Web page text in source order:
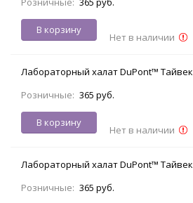
В корзину
Нет в наличии
Лабораторный халат DuPont™
Розничные: 365 руб.
В корзину
Нет в наличии
Лабораторный халат DuPont™
Розничные: 365 руб.